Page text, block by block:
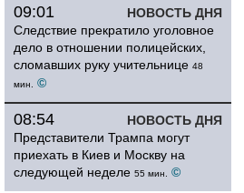
НОВОСТЬ ДНЯ
09:01
Следствие прекратило уголовное
дело в отношении полицейских,
сломавших руку учительнице 48
мин.
©
НОВОСТЬ ДНЯ
08:54
Представители Трампа могут
приехать в Киев и Москву на
следующей неделе 55 мин. ©